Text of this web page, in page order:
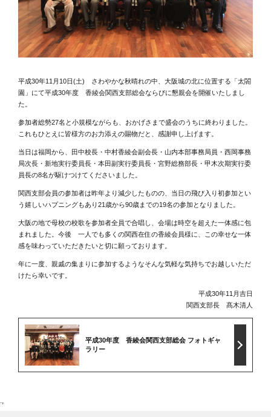
平成30年11月10日(土) さわやかな秋晴れの中、大阪城の北に位置する「太閤
園」にて平成30年度 香綾会関西支部総会ならびに懇親会を開催いたしまし
た。
参加者総勢27名と小規模ながらも、おかげさまで盛会のうちに終わりました。
これもひとえに皆様方のお力添えの賜物だと、感謝申し上げます。
当日は福岡から、田中校長・中村香綾会副会長・山内本部事務局員・西岡事務
局次長・新地実行委員長・本田副実行委員長・宮野総務部長・甲木次期実行委
員長の8名が駆けつけてくださいました。
関西支部会員の参加者は昨年より減少したものの、当日の飛び入り初参加とい
う嬉しいハプニングもあり21歳から90歳までの19名の参加となりました。
大阪の地で母校の校歌を参加者全員で合唱し、会場は時空を超えた一体感に包
まれました。今後 一人でも多くの関西在住の香綾会員様に、この幸せな一体
感を味わっていただきたいと切に願っております。
年に一度、親戚の集まりに参加するようなそんな気軽な気持ちでお越しいただ
けたら幸いです。
平成30年11月吉日
関西支部長 髙木清人
平成30年度 香綾会関西支部総会 フォトギャ
ラリー
.,